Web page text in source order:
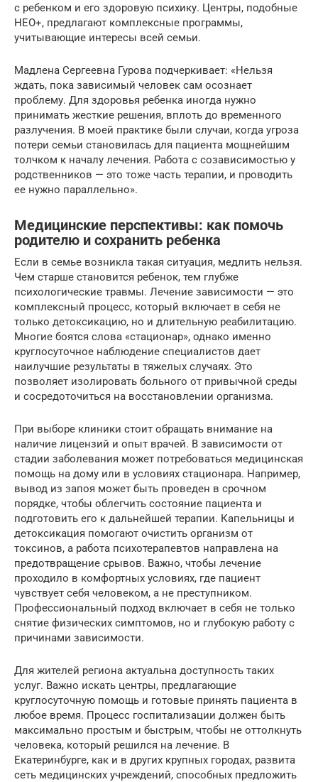
с ребенком и его здоровую психику. Центры, подобные
НЕО+, предлагают комплексные программы,
учитывающие интересы всей семьи.
Мадлена Сергеевна Гурова подчеркивает: «Нельзя
ждать, пока зависимый человек сам осознает
проблему. Для здоровья ребенка иногда нужно
принимать жесткие решения, вплоть до временного
разлучения. В моей практике были случаи, когда угроза
потери семьи становилась для пациента мощнейшим
толчком к началу лечения. Работа с созависимостью у
родственников — это тоже часть терапии, и проводить
ее нужно параллельно».
Медицинские перспективы: как помочь
родителю и сохранить ребенка
Если в семье возникла такая ситуация, медлить нельзя.
Чем старше становится ребенок, тем глубже
психологические травмы. Лечение зависимости — это
комплексный процесс, который включает в себя не
только детоксикацию, но и длительную реабилитацию.
Многие боятся слова «стационар», однако именно
круглосуточное наблюдение специалистов дает
наилучшие результаты в тяжелых случаях. Это
позволяет изолировать больного от привычной среды
и сосредоточиться на восстановлении организма.
При выборе клиники стоит обращать внимание на
наличие лицензий и опыт врачей. В зависимости от
стадии заболевания может потребоваться медицинская
помощь на дому или в условиях стационара. Например,
вывод из запоя может быть проведен в срочном
порядке, чтобы облегчить состояние пациента и
подготовить его к дальнейшей терапии. Капельницы и
детоксикация помогают очистить организм от
токсинов, а работа психотерапевтов направлена на
предотвращение срывов. Важно, чтобы лечение
проходило в комфортных условиях, где пациент
чувствует себя человеком, а не преступником.
Профессиональный подход включает в себя не только
снятие физических симптомов, но и глубокую работу с
причинами зависимости.
Для жителей региона актуальна доступность таких
услуг. Важно искать центры, предлагающие
круглосуточную помощь и готовые принять пациента в
любое время. Процесс госпитализации должен быть
максимально простым и быстрым, чтобы не оттолкнуть
человека, который решился на лечение. В
Екатеринбурге, как и в других крупных городах, развита
сеть медицинских учреждений, способных предложить